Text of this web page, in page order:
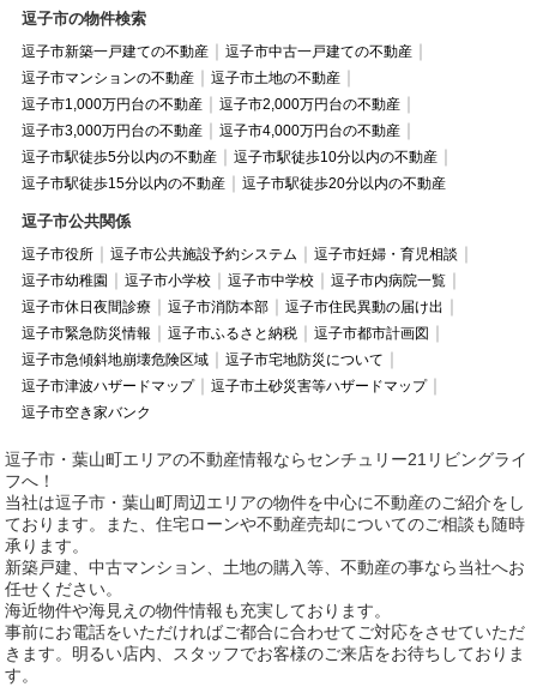
逗子市の物件検索
逗子市新築一戸建ての不動産
逗子市中古一戸建ての不動産
逗子市マンションの不動産
逗子市土地の不動産
逗子市1,000万円台の不動産
逗子市2,000万円台の不動産
逗子市3,000万円台の不動産
逗子市4,000万円台の不動産
逗子市駅徒歩5分以内の不動産
逗子市駅徒歩10分以内の不動産
逗子市駅徒歩15分以内の不動産
逗子市駅徒歩20分以内の不動産
逗子市公共関係
逗子市役所 逗子市公共施設予約システム
逗子市妊婦・育児相談
逗子市幼稚園
逗子市小学校 逗子市中学校
逗子市内病院一覧
逗子市休日夜間診療
逗子市消防本部
逗子市住民異動の届け出
逗子市緊急防災情報
逗子市ふるさと納税
逗子市都市計画図
逗子市急傾斜地崩壊危険区域
逗子市宅地防災について
逗子市津波ハザードマップ
逗子市土砂災害等ハザードマップ
逗子市空き家バンク
逗子市・葉山町エリアの不動産情報ならセンチュリー21リビングライ
フへ！
当社は逗子市・葉山町周辺エリアの物件を中心に不動産のご紹介をし
ております。また、住宅ローンや不動産売却についてのご相談も随時
承ります。
新築戸建、中古マンション、土地の購入等、不動産の事なら当社へお
任せください。
海近物件や海見えの物件情報も充実しております。
事前にお電話をいただければご都合に合わせてご対応をさせていただ
きます。明るい店内、スタッフでお客様のご来店をお待ちしておりま
す。